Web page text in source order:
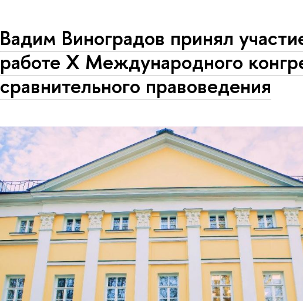
Вадим Виноградов принял
работе X Международного
сравнительного правоведения